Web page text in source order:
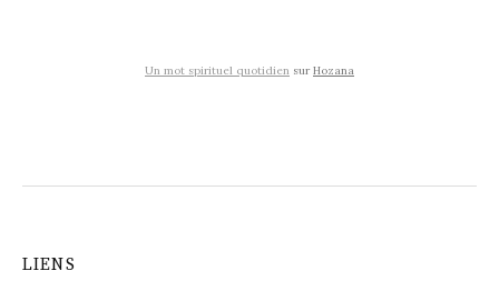
Un mot spirituel quotidien surHozana
LIENS